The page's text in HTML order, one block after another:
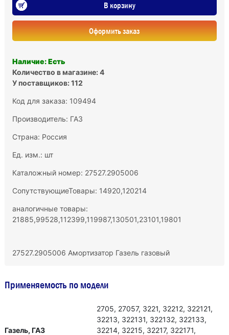
В корзину
Оформить заказ
Наличие: Есть
Количество в магазине: 4
У поставщиков: 112
Код для заказа: 109494
Производитель: ГАЗ
Страна: Россия
Ед. изм.: шт
Каталожный номер: 27527.2905006
СопутствующиеТовары: 14920,120214
аналогичные товары:
21885,99528,112399,119987,130501,23101,19801
27527.2905006 Амортизатор Газель газовый
Применяемость по модели
Газель, ГАЗ
2705, 27057, 3221, 32212, 322121,
32213, 322131, 322132, 322133,
32214, 32215, 32217, 322171,